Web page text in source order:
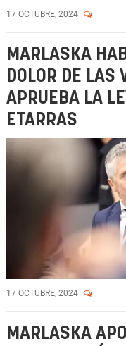
17 OCTUBRE, 2024
MARLASKA
DOLOR DE LAS
APRUEBA LA
ETARRAS
17 OCTUBRE, 2024
MARLASKA